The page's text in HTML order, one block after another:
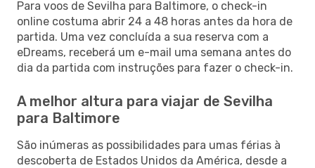
Para voos de Sevilha para Baltimore, o check-in
online costuma abrir 24 a 48 horas antes da hora de
partida. Uma vez concluída a sua reserva com a
eDreams, receberá um e-mail uma semana antes do
dia da partida com instruções para fazer o check-in.
A melhor altura para viajar de Sevilha
para Baltimore
São inúmeras as possibilidades para umas férias à
descoberta de Estados Unidos da América, desde a